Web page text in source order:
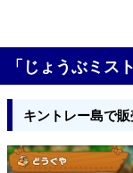
「じょうぶミス
キントレー島で